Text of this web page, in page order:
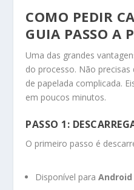
COMO PEDIR
GUIA PASSO A
Uma das grandes
do processo. Não
de papelada complicada.
em poucos minutos.
PASSO 1:
O primeiro passo é
Disponível paraAndroid